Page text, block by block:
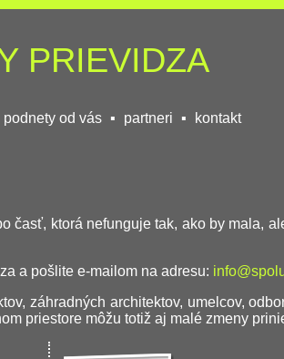
PRIEVIDZA
podnety od vás ▪ partneri ▪ kontakt
časť, ktorá nefunguje tak, ako by mala,
a pošlite e-mailom na adresu:
záhradných architektov, umelcov,
priestore môžu totiž aj malé zmeny